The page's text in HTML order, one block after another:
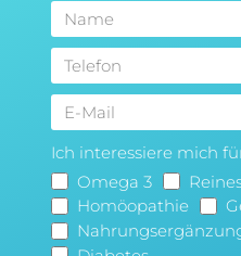
Ich interessiere mich
Omega 3
Homöopathie